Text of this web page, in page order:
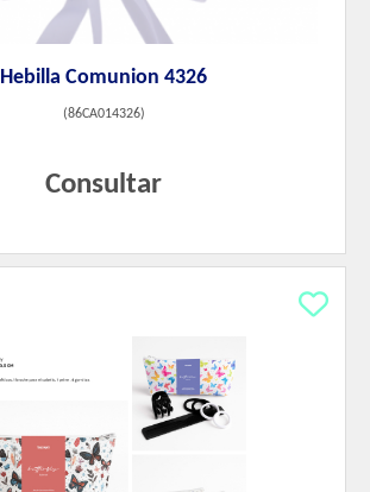
Hebilla Comunion 4326
(86CA014326)
Consultar